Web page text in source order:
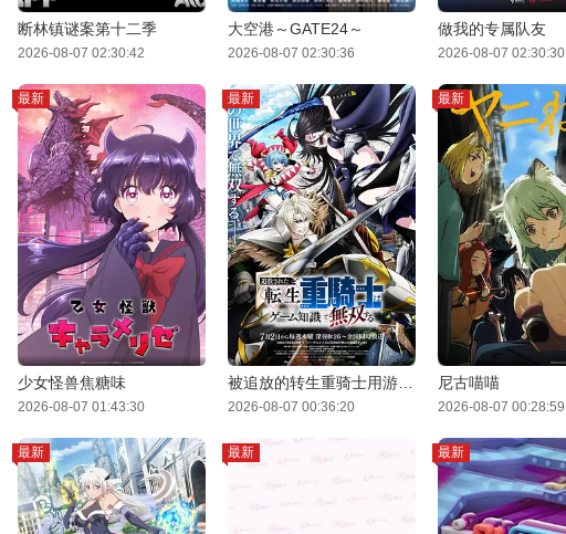
断林镇谜案第十二季
2026-08-07 02:30:42
大空港～GATE24～
2026-08-07 02:30:36
做我的专属队友
2026-08-07 02:30:30
最新
少女怪兽焦糖味
2026-08-07 01:43:30
最新
2026-08-07 00:36:20
最新
尼古喵喵
2026-08-07 00:28:59
最新 最新 最新